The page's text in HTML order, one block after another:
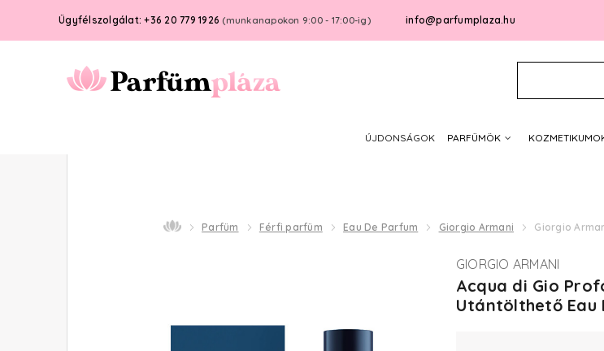
Ügyfélszolgálat: +36 20 779 1926 (munkanapokon 9:00 - 17:00-ig) info@parfumplaza.hu
ÚJDONSÁGOK PARFÜMÖK
Parfüm Férfi parfüm Eau De Parfum Giorgio Armani Giorgio
GIORGIO ARMANI
Acqua di Gio
Utántölthető Eau